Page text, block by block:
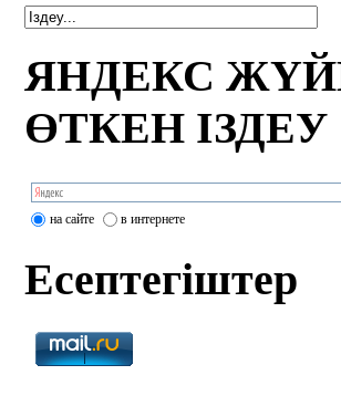
ЯНДЕКС
ӨТКЕН ІЗДЕУ
на сайте в интернете
Есептегіштер